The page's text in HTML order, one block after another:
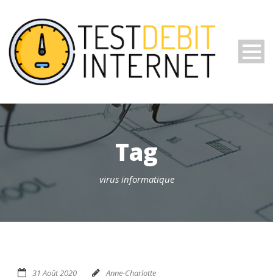
Tag
virus informatique
31 Août 2020 Anne-Charlotte